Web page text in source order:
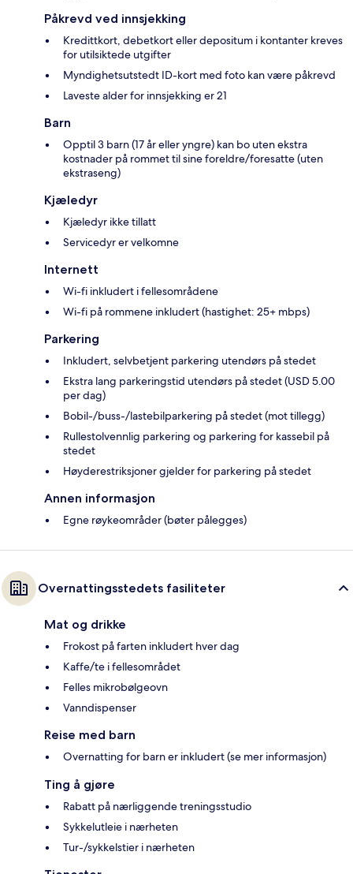
Påkrevd ved innsjekking
Kredittkort, debetkort eller depositum i kontanter kreves
for utilsiktede utgifter
Myndighetsutstedt ID-kort med foto kan være påkrevd
Laveste alder for innsjekking er 21
Barn
Opptil 3 barn (17 år eller yngre) kan bo uten ekstra
kostnader på rommet til sine foreldre/foresatte (uten
ekstraseng)
Kjæledyr
Kjæledyr ikke tillatt
Servicedyr er velkomne
Internett
Wi-fi inkludert i fellesområdene
Wi-fi på rommene inkludert (hastighet: 25+ mbps)
Parkering
Inkludert, selvbetjent parkering utendørs på stedet
Ekstra lang parkeringstid utendørs på stedet (USD 5.00
per dag)
Bobil-/buss-/lastebilparkering på stedet (mot tillegg)
Rullestolvennlig parkering og parkering for kassebil på
stedet
Høyderestriksjoner gjelder for parkering på stedet
Annen informasjon
Egne røykeområder (bøter pålegges)
Overnattingsstedets fasiliteter
Mat og drikke
Frokost på farten inkludert hver dag
Kaffe/te i fellesområdet
Felles mikrobølgeovn
Vanndispenser
Reise med barn
Overnatting for barn er inkludert (se mer informasjon)
Ting å gjøre
Rabatt på nærliggende treningsstudio
Sykkelutleie i nærheten
Tur-/sykkelstier i nærheten